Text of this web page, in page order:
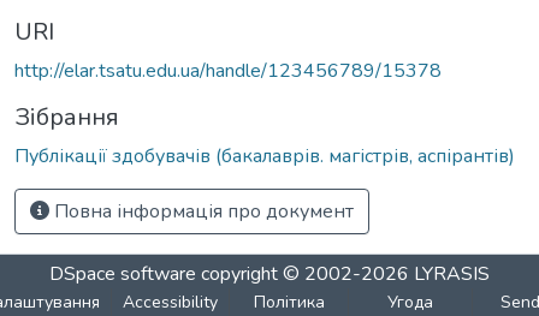
URI
http://elar.tsatu.edu.ua/handle/123456789/15378
Зібрання
Публікації здобувачів (бакалаврів. магістрів, аспірантів)
Повна інформація про документ
DSpace software copyright © 2002-2026 LYRASIS
Accessibility Політика Угода Send